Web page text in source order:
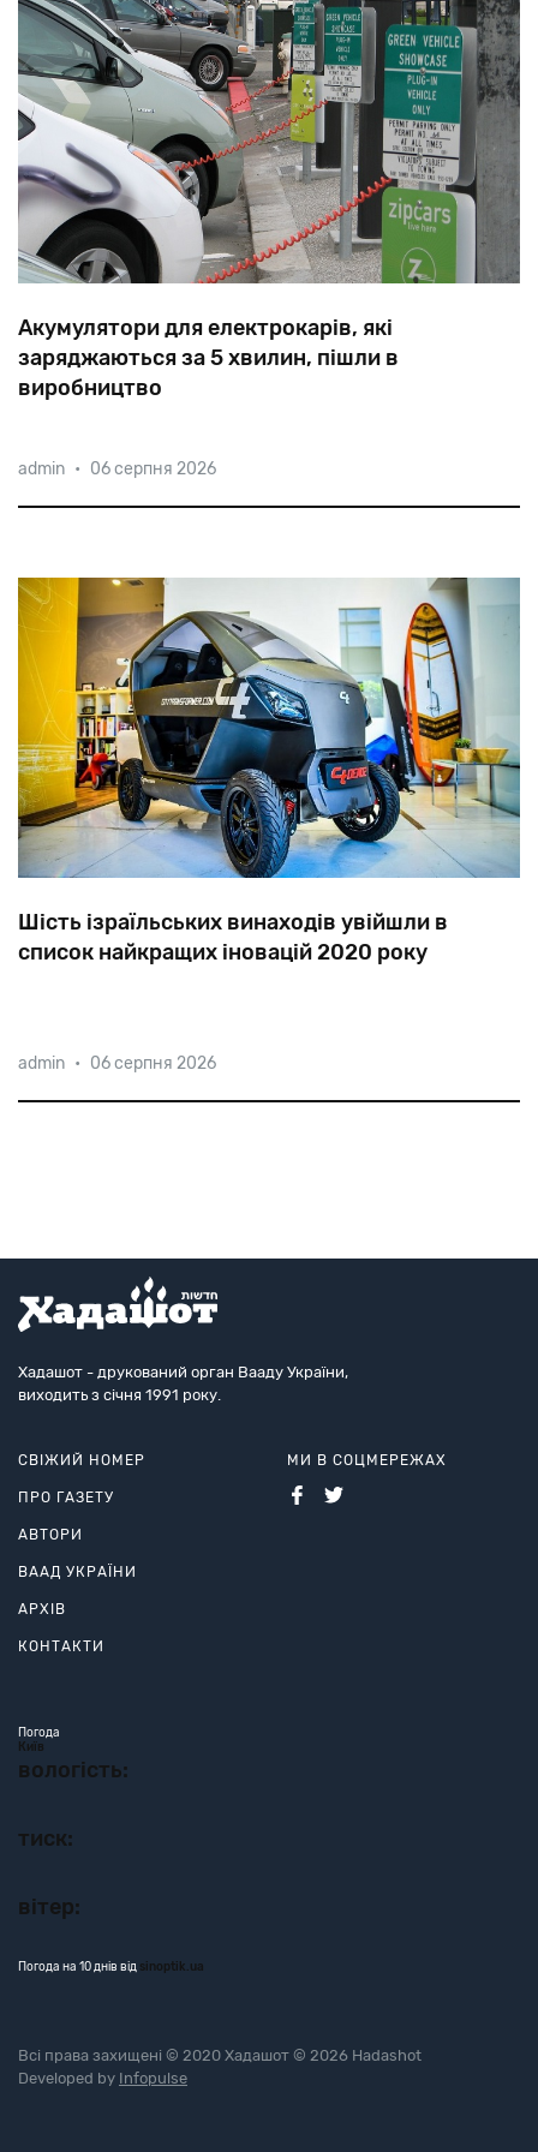
Акумулятори для електрокарів, які
заряджаються за 5 хвилин, пішли в
виробництво
один із засновників якої — репатріант з Пермі, батько
«флешки», професор Семен Ліцин. Днями батареї,
admin • 06 серпня 2026
Шість ізраїльських винаходів увійшли в
список найкращих іновацій 2020 року
світі роботизованні вулики, складане автокрісло, яке
вміщується в дитячий рюкзачок, шолом з
admin • 06 серпня 2026
Хадашот - друкований орган Вааду України,
виходить з січня 1991 року.
СВІЖИЙ НОМЕР
ПРО ГАЗЕТУ
АВТОРИ
ВААД УКРАЇНИ
АРХІВ
КОНТАКТИ
МИ В СОЦМЕРЕЖАХ
Погода
Київ
вологість:
тиск:
вітер:
Погода на 10 днів від sinoptik.ua
Всі права захищені © 2020 Хадашот © 2026 Hadashot
Developed by Infopulse